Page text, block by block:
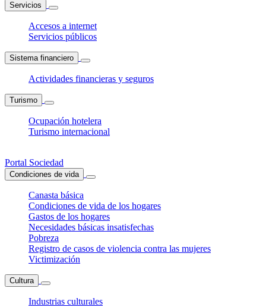
Servicios
Accesos a internet
Servicios públicos
Sistema financiero
Actividades financieras y seguros
Turismo
Ocupación hotelera
Turismo internacional
Portal Sociedad
Condiciones de vida
Canasta básica
Condiciones de vida de los hogares
Gastos de los hogares
Necesidades básicas insatisfechas
Pobreza
Registro de casos de violencia contra las mujeres
Victimización
Cultura
Industrias culturales